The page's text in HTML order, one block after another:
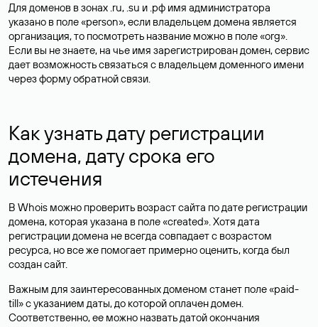
Для доменов в зонах .ru, .su и .рф имя администратора
указано в поле «person», если владельцем домена является
организация, то посмотреть название можно в поле «org».
Если вы не знаете, на чье имя зарегистрирован домен, сервис
дает возможность связаться с владельцем доменного имени
через форму обратной связи.
Как узнать дату регистрации
домена, дату срока его
истечения
В Whois можно проверить возраст сайта по дате регистрации
домена, которая указана в поле «created». Хотя дата
регистрации домена не всегда совпадает с возрастом
ресурса, но все же помогает примерно оценить, когда был
создан сайт.
Важным для заинтересованных доменом станет поле «paid-
till» с указанием даты, до которой оплачен домен.
Соответственно, ее можно назвать датой окончания